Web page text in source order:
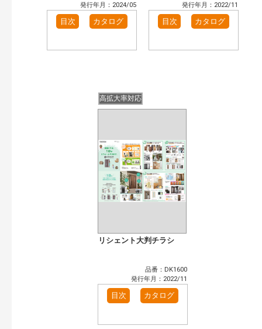
発行年月：2024/05
目次 カタログ
発行年月：2022/11
目次 カタログ
高拡大率対応
リシェント大判チラシ
品番：DK1600
発行年月：2022/11
目次 カタログ